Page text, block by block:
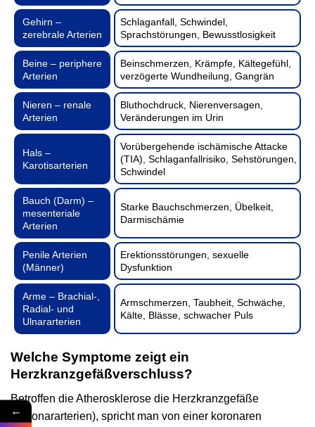
Gehirn –
zerebrale Arterien
Schlaganfall, Schwindel,
Sprachstörungen, Bewusstlosigkeit
Beine – periphere
Arterien
Beinschmerzen, Krämpfe, Kältegefühl,
verzögerte Wundheilung, Gangrän
Nieren – renale
Arterien
Bluthochdruck, Nierenversagen,
Veränderungen im Urin
Hals –
Karotisarterien
Vorübergehende ischämische Attacke
(TIA), Schlaganfallrisiko, Sehstörungen,
Schwindel
Bauch (Darm) –
mesenteriale
Arterien
Starke Bauchschmerzen, Übelkeit,
Darmischämie
Penile Arterien
(Männer)
Erektionsstörungen, sexuelle
Dysfunktion
Arme – Brachial-,
Radial- und
Ulnararterien
Armschmerzen, Taubheit, Schwäche,
Kälte, Blässe, schwacher Puls
Welche Symptome zeigt ein
Herzkranzgefäßverschluss?
Betroffen die Atherosklerose die Herzkranzgefäße
(Koronararterien), spricht man von einer koronaren
←